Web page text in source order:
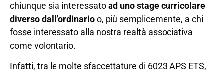
chiunque sia interessatoad uno stage curricolare
diverso dall’ordinarioo, più semplicemente, a chi
fosse interessato alla nostra realtà associativa
come volontario.
Infatti, tra le molte sfaccettature di 6023 APS ETS,